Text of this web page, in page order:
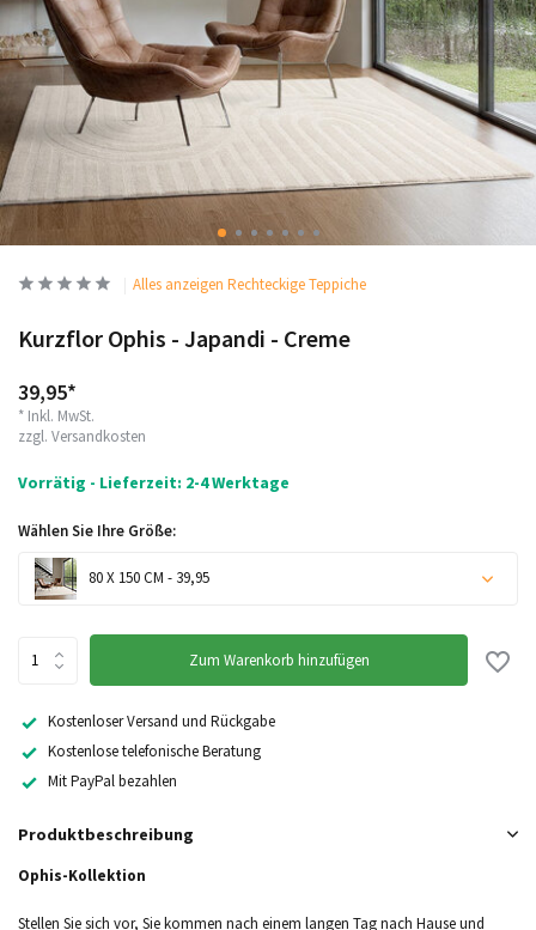
Alles anzeigen Rechteckige Teppiche
Kurzflor Ophis - Japandi - Creme
39,95*
* Inkl. MwSt.
zzgl. Versandkosten
Vorrätig - Lieferzeit: 2-4 Werktage
Wählen Sie Ihre Größe:
80 X 150 CM - 39,95
Zum Warenkorb hinzufügen
Kostenloser Versand und Rückgabe
Kostenlose telefonische Beratung
Mit PayPal bezahlen
Produktbeschreibung
Ophis-Kollektion
Stellen Sie sich vor, Sie kommen nach einem langen Tag nach Hause und